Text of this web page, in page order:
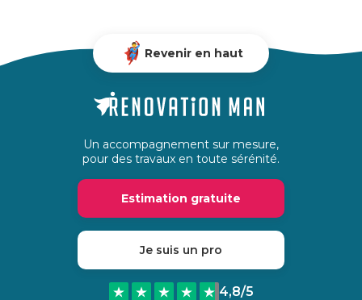
Revenir en haut
Un accompagnement sur mesure,
pour des travaux en toute sérénité.
Estimation gratuite
Je suis un pro
4,8/5